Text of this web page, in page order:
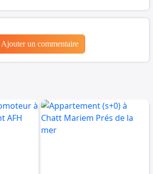
Ajouter un commentaire